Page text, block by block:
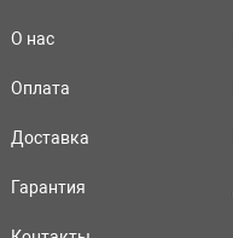
О нас
Оплата
Доставка
Гарантия